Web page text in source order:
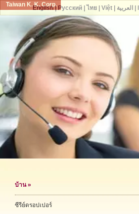
Taiwan K. K. Corp.
บ้าน»
ซีรีย์ดรอปเปอร์
English| Русский| ไทย| Việt| العربية